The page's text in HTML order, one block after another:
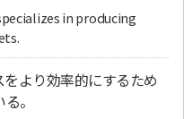
in producing
より効率的にするため
。